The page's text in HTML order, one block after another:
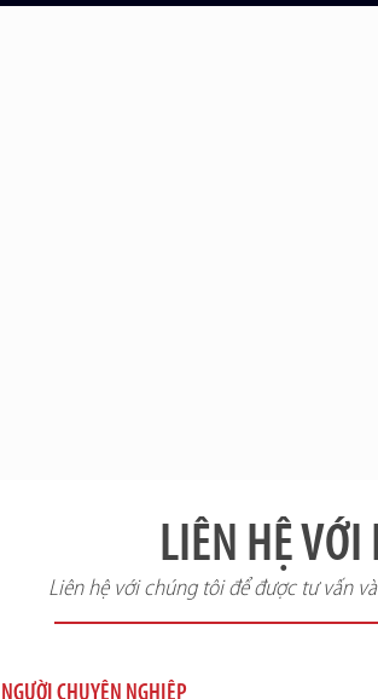
LIÊN HỆ VỚI
Liên hệ với chúng tôi để được tư vấn
CHUYÊN NGHIỆP